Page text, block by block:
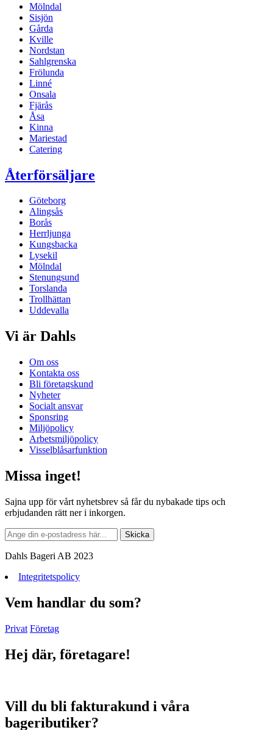
Mölndal
Sisjön
Gårda
Kville
Nordstan
Sahlgrenska
Frölunda
Linné
Onsala
Fjärås
Åsa
Kinna
Mariestad
Catering
Återförsäljare
Göteborg
Alingsås
Borås
Herrljunga
Kungsbacka
Lysekil
Mölndal
Stenungsund
Torslanda
Trollhättan
Uddevalla
Vi är Dahls
Om oss
Kontakta oss
Bli företagskund
Nyheter
Socialt ansvar
Sponsring
Miljöpolicy
Arbetsmiljöpolicy
Visselblåsarfunktion
Missa inget!
Sajna upp för vårt nyhetsbrev så får du nybakade tips och
erbjudanden rätt ner i inkorgen.
Dahls Bageri AB 2023
Integritetspolicy
Vem handlar du som?
Privat Företag
Hej där, företagare!
Vill du bli fakturakund i våra
bageributiker?